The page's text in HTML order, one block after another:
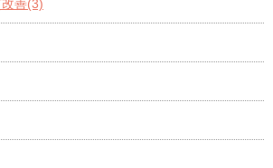
善(3)